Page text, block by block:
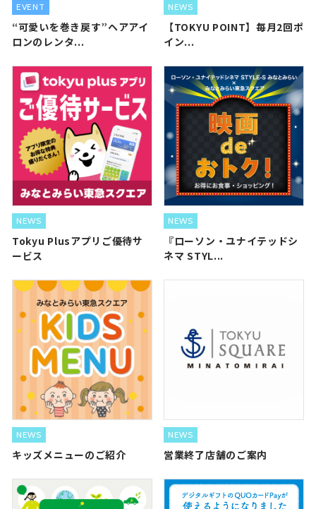
EVENT
“可愛いを巻き戻す”ヘアアイ
ロンのレンタ...
NEWS
【TOKYU POINT】毎月2回ポ
イン...
NEWS
Tokyu Plusアプリご優待サ
ービス
NEWS
『ローソン・ユナイテッドシ
ネマ STYL...
NEWS
キッズメニューのご紹介
NEWS
営業終了店舗のご案内